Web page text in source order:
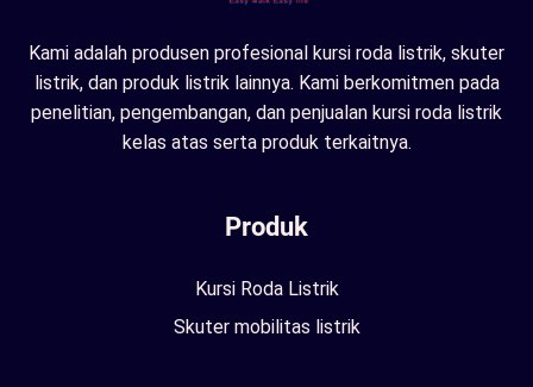
Kami adalah produsen profesional kursi roda listrik, skuter
listrik, dan produk listrik lainnya. Kami berkomitmen pada
penelitian, pengembangan, dan penjualan kursi roda listrik
kelas atas serta produk terkaitnya.
Produk
Kursi Roda Listrik
Skuter mobilitas listrik